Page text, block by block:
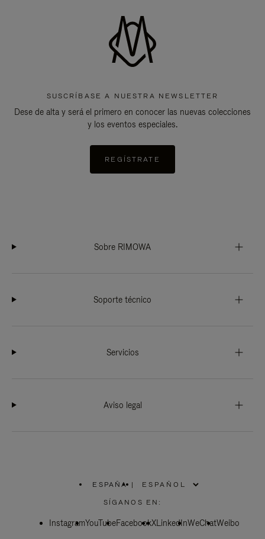
SUSCRÍBASE A NUESTRA NEWSLETTER
Dese de alta y será el primero en conocer las nuevas colecciones
y los eventos especiales.
REGÍSTRATE
Sobre RIMOWA
Soporte técnico
Servicios
Aviso legal
ESPAÑA
ELIGE
LA
|
SÍGANOS EN:
InstagramYouTubeFacebookXLinkedInWeChatWeibo